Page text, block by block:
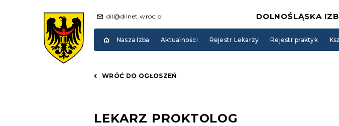
dil@dilnet.wroc.pl DOLNOŚLĄSKA
Nasza Izba Aktualności Rejestr Lekarzy Rejestr praktyk
WRÓĆ DO OGŁOSZEŃ
LEKARZ PROKTOLOG